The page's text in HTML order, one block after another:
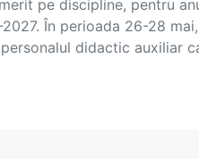
pe discipline, pentru
În perioada 26-28 mai,
didactic auxiliar